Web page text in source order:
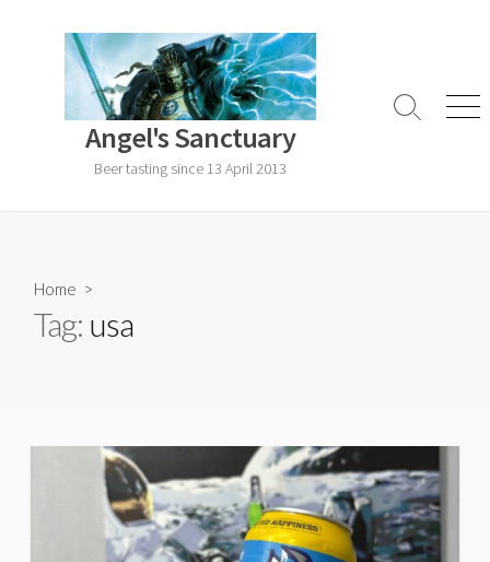
Angel's Sanctuary
Beer tasting since 13 April 2013
Search
Home >
Tag: usa